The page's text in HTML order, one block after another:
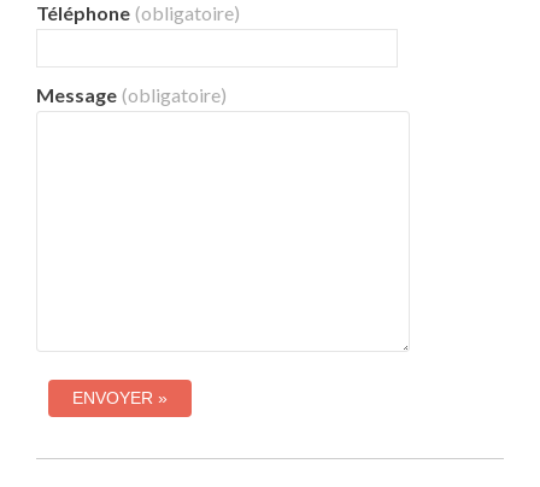
Téléphone (obligatoire)
Message (obligatoire)